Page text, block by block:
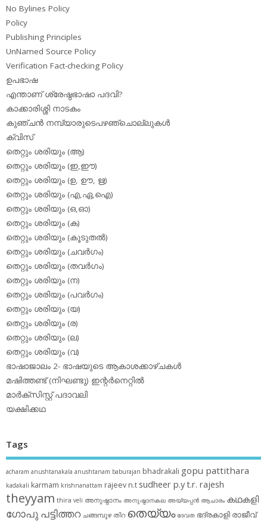
No Bylines Policy
Policy
Publishing Principles
UnNamed Source Policy
Verification Fact-checking Policy
ഉപഭാഷ
എന്താണ് ശ്രേഷ്ഠഭാഷാ പദവി?
കാക്കാരിശ്ശി നാടകം
കുഞ്ചന്‍ നമ്പ്യാരുടെപഴഞ്ചൊല്ലുകള്‍
ക്വിസ്
തെറ്റും ശരിയും (ആ)
തെറ്റും ശരിയും (ഇ,ഈ)
തെറ്റും ശരിയും (ഉ, ഊ, ഋ)
തെറ്റും ശരിയും (എ,ഏ,ഐ)
തെറ്റും ശരിയും (ഒ,ഓ)
തെറ്റും ശരിയും (ക)
തെറ്റും ശരിയും (കൂടുതല്‍)
തെറ്റും ശരിയും (ചവര്‍ഗം)
തെറ്റും ശരിയും (തവര്‍ഗം)
തെറ്റും ശരിയും (ന)
തെറ്റും ശരിയും (പവര്‍ഗം)
തെറ്റും ശരിയും (യ)
തെറ്റും ശരിയും (ര)
തെറ്റും ശരിയും (ല)
തെറ്റും ശരിയും (വ)
ഭാഷാജാലം 2- ഭാഷയുടെ ആകാശക്കാഴ്ചകള്‍
മഷിത്തണ്ട് (നിഘണ്ടു) ഇന്റര്‍നെറ്റില്‍
മാര്‍ക്‌സിസ്റ്റ് പദാവലി
യക്ഷിക്കഥ
Tags
acharam anushtanakala anushtanam baburajan bhadrakali gopu pattithara
kadakali karmam krishnanattam rajeev n.t sudheer p.yt.r. rajesh
theyyam thira veli അനുഷ്ഠാനം അനുഷ്ഠാനകല അയ്യപ്പന്‍ ആചാരം കഥകളി
ഗോപു പട്ടിത്തറ ചങ്ങമ്പുഴ തിറ തെയ്യം ദേവത ഭദ്രകാളി രാജീവ്